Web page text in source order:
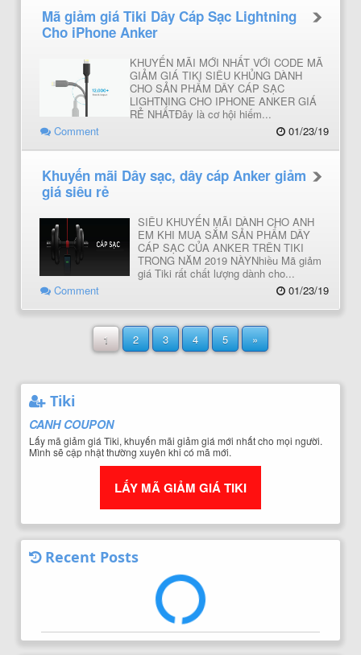
Mã giảm giá Tiki Dây Cáp Sạc Lightning
Cho iPhone Anker
KHUYẾN MÃI MỚI NHẤT VỚI CODE MÃ
GIẢM GIÁ TIKI SIÊU KHỦNG DÀNH
CHO SẢN PHẨM DÂY CÁP SẠC
LIGHTNING CHO IPHONE ANKER GIÁ
RẺ NHẤTĐây là cơ hội hiếm...
Comment
01/23/19
Khuyến mãi Dây sạc, dây cáp Anker giảm
giá siêu rẻ
SIÊU KHUYẾN MÃI DÀNH CHO ANH
EM KHI MUA SẮM SẢN PHẨM DÂY
CÁP SẠC CỦA ANKER TRÊN TIKI
TRONG NĂM 2019 NÀYNhiều Mã giảm
giá Tiki rất chất lượng dành cho...
Comment
01/23/19
1 2 3 4 5 »
Tiki
CANH COUPON
Lấy mã giảm giá Tiki, khuyến mãi giảm giá mới nhất cho mọi người.
Mình sẽ cập nhật thường xuyên khi có mã mới.
LẤY MÃ GIẢM GIÁ TIKI
Recent Posts